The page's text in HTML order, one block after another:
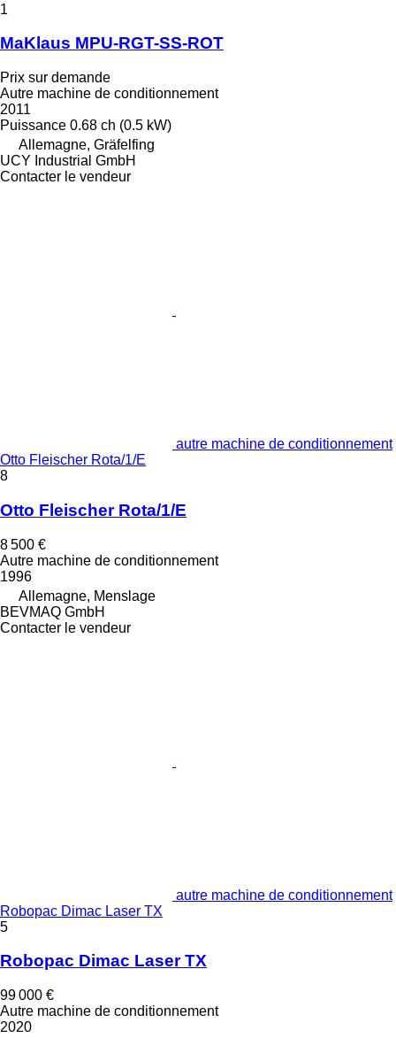
1
MaKlaus MPU-RGT-SS-ROT
Prix sur demande
Autre machine de conditionnement
2011
Puissance 0.68 ch (0.5 kW)
Allemagne, Gräfelfing
UCY Industrial GmbH
Contacter le vendeur
autre machine de conditionnement
Otto Fleischer Rota/1/E
8
Otto Fleischer Rota/1/E
8 500 €
Autre machine de conditionnement
1996
Allemagne, Menslage
BEVMAQ GmbH
Contacter le vendeur
autre machine de conditionnement
Robopac Dimac Laser TX
5
Robopac Dimac Laser TX
99 000 €
Autre machine de conditionnement
2020